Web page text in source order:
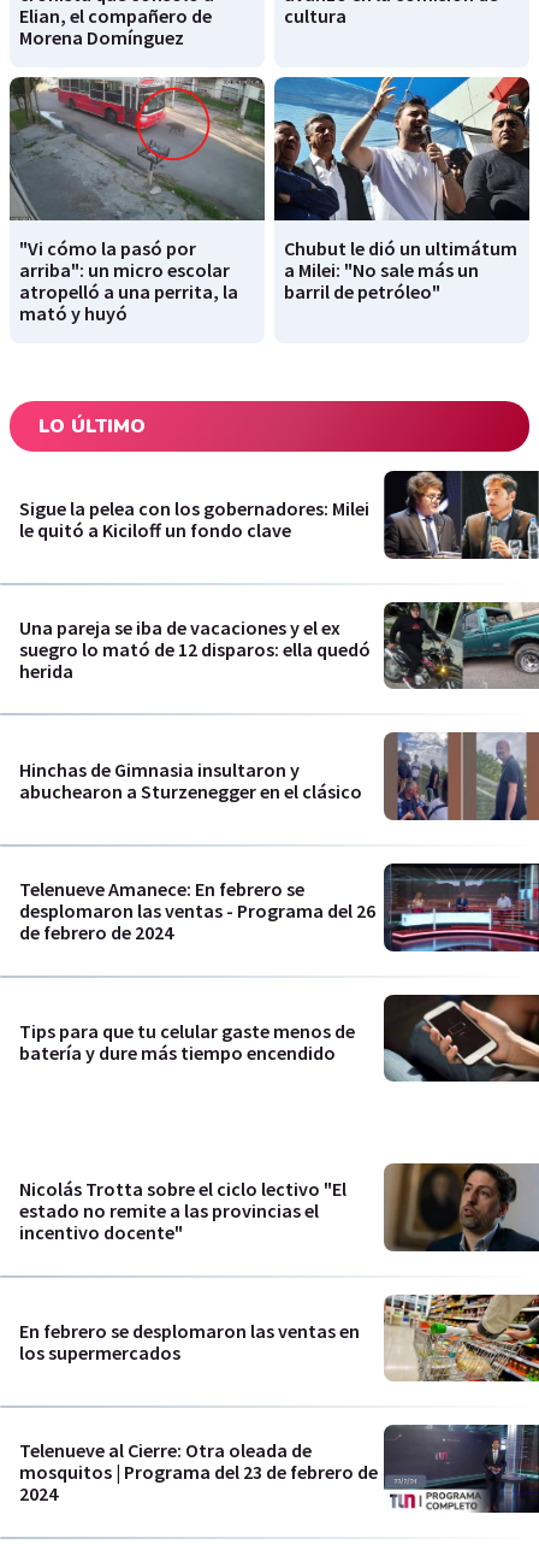
Elian, el compañero de
Morena Domínguez
cultura
"Vi cómo la pasó por
arriba": un micro escolar
atropelló a una perrita, la
mató y huyó
Chubut le dió un ultimátum
a Milei: "No sale más un
barril de petróleo"
LO ÚLTIMO
Sigue la pelea con los gobernadores: Milei
le quitó a Kiciloff un fondo clave
Una pareja se iba de vacaciones y el ex
suegro lo mató de 12 disparos: ella quedó
herida
Hinchas de Gimnasia insultaron y
abuchearon a Sturzenegger en el clásico
Telenueve Amanece: En febrero se
desplomaron las ventas - Programa del 26
de febrero de 2024
Tips para que tu celular gaste menos de
batería y dure más tiempo encendido
Nicolás Trotta sobre el ciclo lectivo "El
estado no remite a las provincias el
incentivo docente"
En febrero se desplomaron las ventas en
los supermercados
Telenueve al Cierre: Otra oleada de
mosquitos | Programa del 23 de febrero de
2024